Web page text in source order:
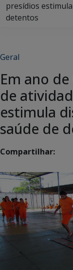
presídios
detentos
Geral
Em ano
de
estimula
saúde de
Compartilhar: